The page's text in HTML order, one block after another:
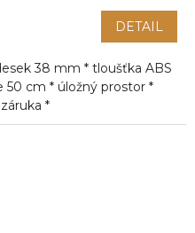
DETAIL
38 mm * tloušťka ABS
50 cm * úložný prostor *
*